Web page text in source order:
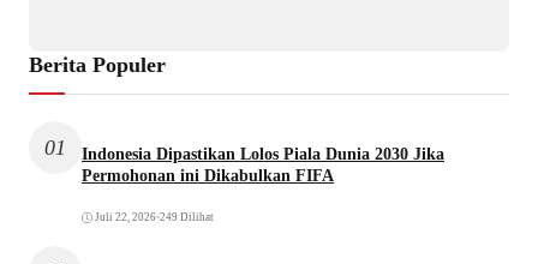
Berita Populer
01
Indonesia Dipastikan Lolos Piala Dunia 2030 Jika
Permohonan ini Dikabulkan FIFA
Juli 22, 2026•249 Dilihat